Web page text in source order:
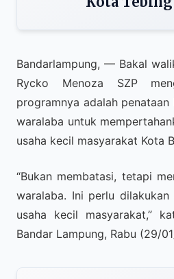
Bandarlampung, — Bakal
Rycko Menoza SZP
programnya adalah
waralaba untuk
usaha kecil masyarakat Kota
“Bukan membatasi, tetapi
waralaba. Ini perlu
usaha kecil masyarakat,”
Bandar Lampung, Rabu (29/